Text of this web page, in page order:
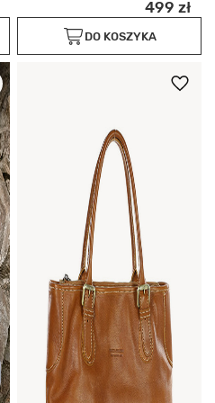
499 zł
DO KOSZYKA